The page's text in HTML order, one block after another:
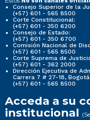
Consejo Superior de la
(+57) 601 - 565 8500
Corte Constitucional:
(+57) 601 - 350 6200
Consejo de Estado:
(+57) 601 - 350 6700
Comisión Nacional de
(+57) 601 - 565 8500
Corte Suprema de
(+57) 601 - 362 2000
Dirección Ejecutiva de
Carrera 7 # 27-18, Bogotá
(+57) 601 - 565 8500
Acceda a su
institucional